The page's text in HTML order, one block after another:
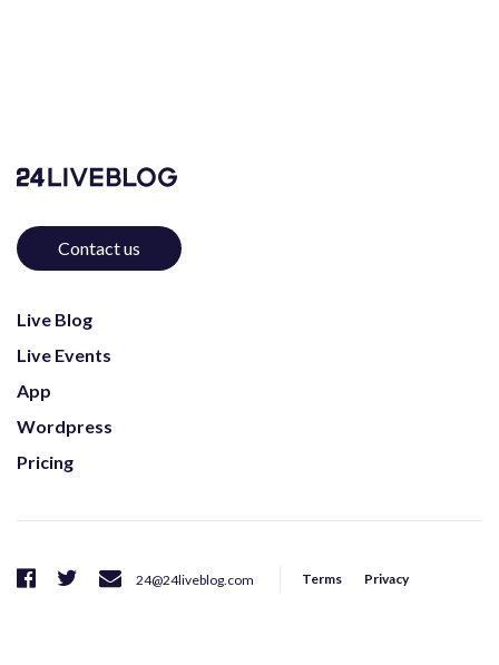
Contact us
Live Blog
Live Events
App
Wordpress
Pricing
24@24liveblog.com Terms Privacy